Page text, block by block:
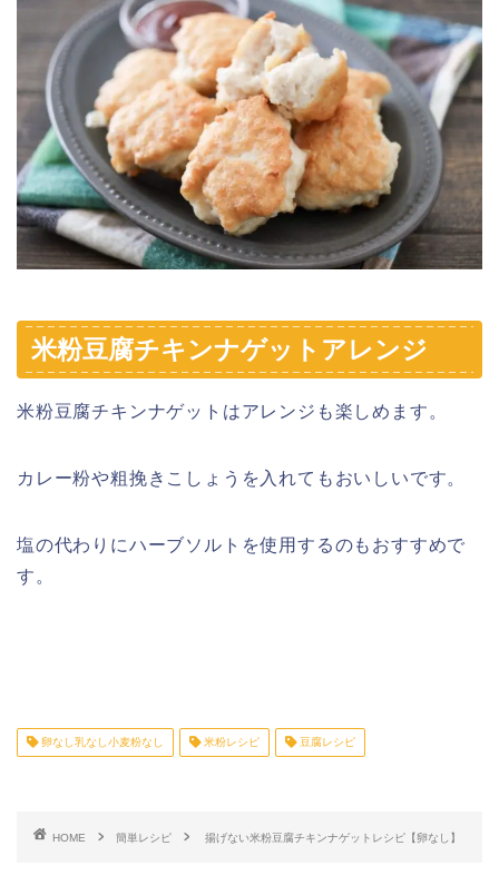
米粉豆腐チキンナゲットアレンジ
米粉豆腐チキンナゲットはアレンジも楽しめます。
カレー粉や粗挽きこしょうを入れてもおいしいです。
塩の代わりにハーブソルトを使用するのもおすすめで
す。
卵なし乳なし小麦粉なし 米粉レシピ 豆腐レシピ
HOME 簡単レシピ 揚げない米粉豆腐チキンナゲットレシピ【卵なし】